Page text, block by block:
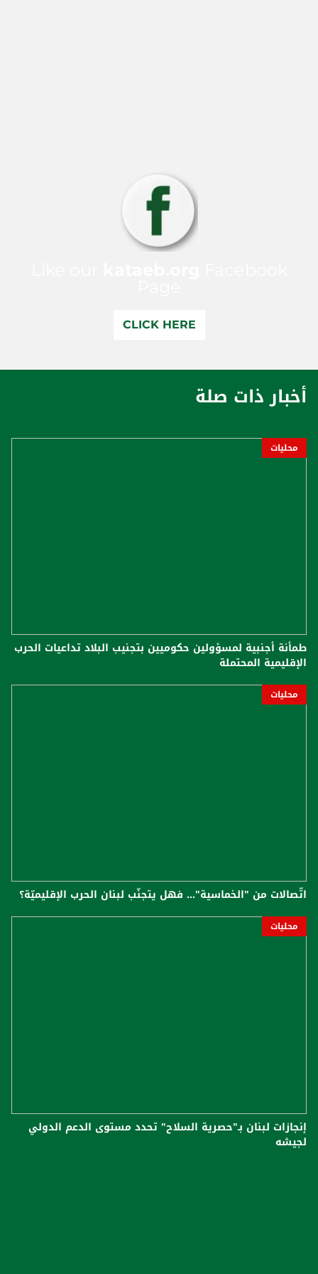
CLICK HERE
أخبار ذات صلة
محليات
طمأنة أجنبية لمسؤولين حكوميين بتجنيب البلاد تداعيات الحرب
الإقليمية المحتملة
محليات
اتّصالات من "الخماسية"... فهل يتجنّب لبنان الحرب الإقليميّة؟
محليات
إنجازات لبنان بـ"حصرية السلاح" تحدد مستوى الدعم الدولي
لجيشه